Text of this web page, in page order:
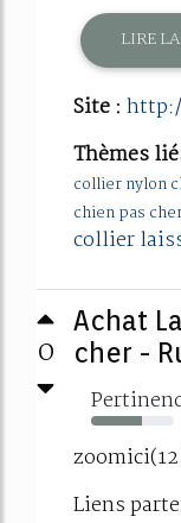
LIRE
Site :
Thèmes
collier nylon
chien pas
collier
0
Achat
cher -
61%
Liens